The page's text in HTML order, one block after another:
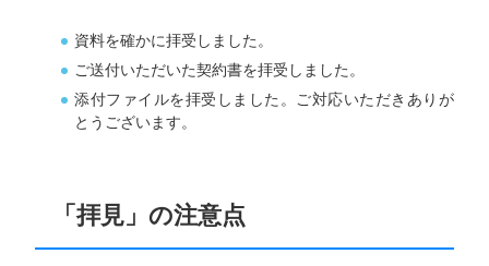
資料を確かに拝受しました。
ご送付いただいた契約書を拝受しました。
添付ファイルを拝受しました。ご対応いただきありが
とうございます。
「拝見」の注意点